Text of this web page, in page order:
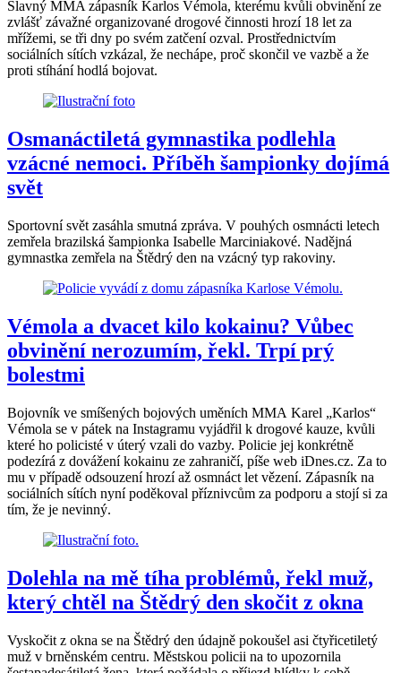
Slavný MMA zápasník Karlos Vémola, kterému kvůli obvinění ze
zvlášť závažné organizované drogové činnosti hrozí 18 let za
mřížemi, se tři dny po svém zatčení ozval. Prostřednictvím
sociálních sítích vzkázal, že nechápe, proč skončil ve vazbě a že
proti stíhání hodlá bojovat.
Osmanáctiletá gymnastika podlehla
vzácné nemoci. Příběh šampionky dojímá
svět
Sportovní svět zasáhla smutná zpráva. V pouhých osmnácti letech
zemřela brazilská šampionka Isabelle Marciniakové. Nadějná
gymnastka zemřela na Štědrý den na vzácný typ rakoviny.
Vémola a dvacet kilo kokainu? Vůbec
obvinění nerozumím, řekl. Trpí prý
bolestmi
Bojovník ve smíšených bojových uměních MMA Karel „Karlos“
Vémola se v pátek na Instagramu vyjádřil k drogové kauze, kvůli
které ho policisté v úterý vzali do vazby. Policie jej konkrétně
podezírá z dovážení kokainu ze zahraničí, píše web iDnes.cz. Za to
mu v případě odsouzení hrozí až osmnáct let vězení. Zápasník na
sociálních sítích nyní poděkoval příznivcům za podporu a stojí si za
tím, že je nevinný.
Dolehla na mě tíha problémů, řekl muž,
který chtěl na Štědrý den skočit z okna
Vyskočit z okna se na Štědrý den údajně pokoušel asi čtyřicetiletý
muž v brněnském centru. Městskou policii na to upozornila